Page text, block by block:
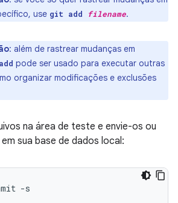
use git add filename.
: além de rastrear mudanças em
pode ser usado para executar outras
organizar modificações e exclusões
na área de teste e envie-os ou
sua base de dados local:
-s